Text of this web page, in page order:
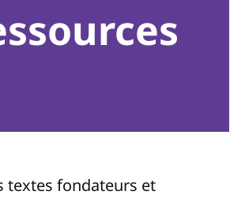
textes fondateurs et